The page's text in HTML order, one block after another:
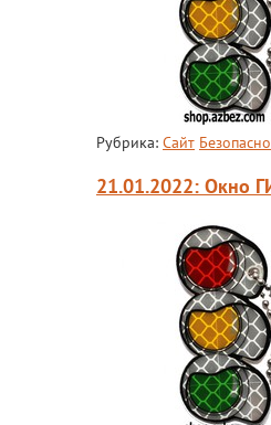
Рубрика: Сайт
21.01.2022: Окно